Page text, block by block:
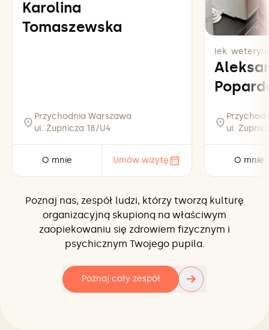
Karolina
Tomaszewska
Przychodnia Warszawa
ul. Żupnicza 18/U4
O mnie Umów wizytę
lek.
ul.
O mnie
Poznaj nas, zespół ludzi, którzy tworzą kulturę
organizacyjną skupioną na właściwym
zaopiekowaniu się zdrowiem fizycznym i
psychicznym Twojego pupila.
Poznaj cały zespół →